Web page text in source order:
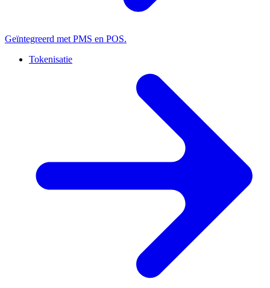
Geïntegreerd met PMS en POS.
Tokenisatie